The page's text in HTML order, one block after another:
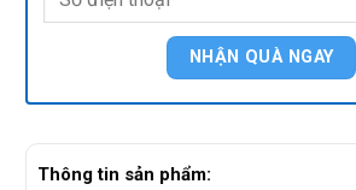
Thông tin sản phẩm: